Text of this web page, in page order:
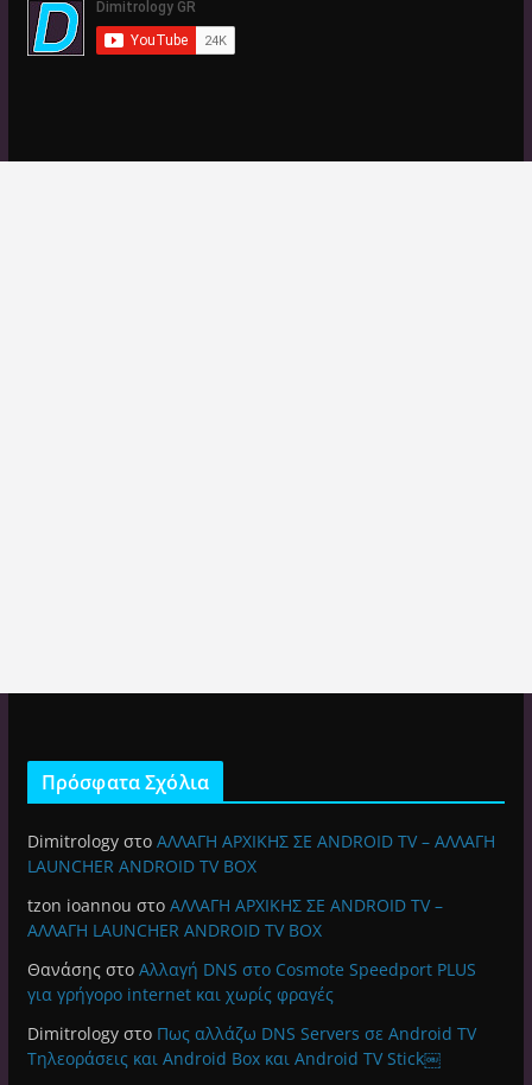
Πρόσφατα Σχόλια
Dimitrologyστο ΑΛΛΑΓΗ ΑΡΧΙΚΗΣ ΣΕ ANDROID TV – ΑΛΛΑΓΗ
LAUNCHER ANDROID TV BOX
tzon ioannou στο ΑΛΛΑΓΗ ΑΡΧΙΚΗΣ ΣΕ ANDROID TV –
ΑΛΛΑΓΗ LAUNCHER ANDROID TV BOX
Θανάσηςστο Αλλαγή DNS στο Cosmote Speedport PLUS
για γρήγορο internet και χωρίς φραγές
Dimitrologyστο Πως αλλάζω DNS Servers σε Android TV
Τηλεοράσεις και Android Box και Android TV Stick￼